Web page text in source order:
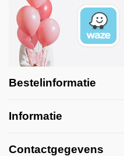
Bestelinformatie
Informatie
Contactgegevens